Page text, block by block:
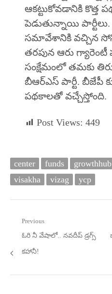
ఆకట్టుకోవడానికి కొత్త
పెడుతున్నాయి పార్టీలు.
సమావేశానికి వచ్చిన
తరపున ఆరు గ్యారెంటీ
సంక్షేమంలో తమకు
బీఆర్ఎస్‌ పార్టీ. బీజేపీ
పథకాలతో వచ్చేస్తోంది.
Post Views: 449
center funds growthhub
visakha
vizag ycp
Post
navigation
Previous
Previous
post:
ఓరి నీ వేషాలో.. నవదీప్‌ డ్రగ్స్‌
కహానీ!